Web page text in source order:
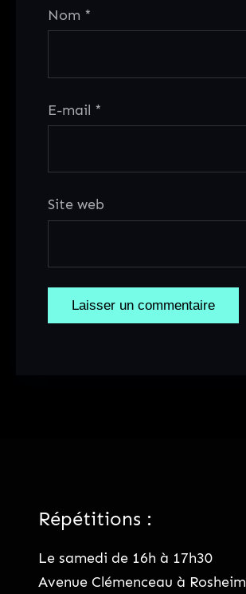
Nom *
E-mail *
Site web
Répétitions :
Le samedi de 16h à 17h30
Avenue Clémenceau à Rosheim